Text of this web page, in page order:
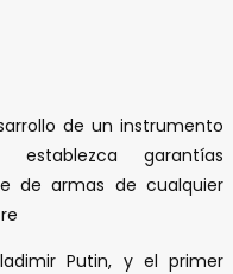
de un instrumento
garantías
de armas de cualquier
Putin, y el primer